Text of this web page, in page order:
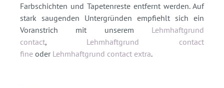
Farbschichten und Tapetenreste entfernt werden. Auf
stark saugenden Untergründen empfiehlt sich ein
Voranstrich mit unserem Lehmhaftgrund
contact, Lehmhaftgrund contact
fine oder Lehmhaftgrund contact extra.